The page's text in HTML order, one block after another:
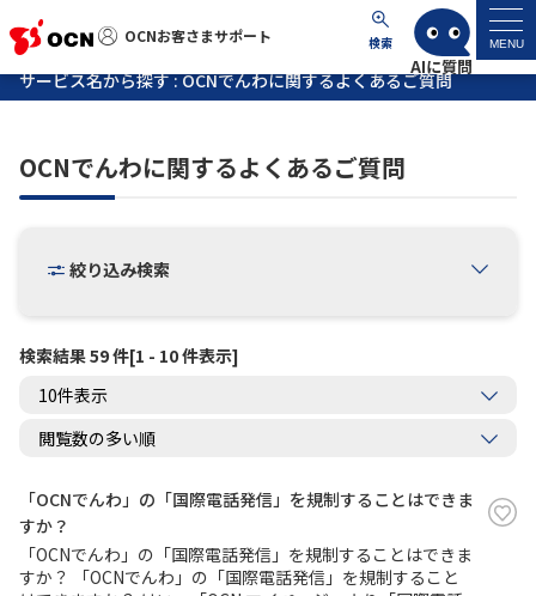
OCNお客さまサポート 検索 MENU
OCNお客さまサポート
マイページ
サポートトップ
よくあるご質問
工事・故障情報
サービス名から探す : OCNでんわに関するよくあるご質問
OCNでんわに関するよくあるご質問
絞り込み検索
検索結果 59 件[1 - 10 件表示]
「OCNでんわ」の「国際電話発信」を規制することはできま
すか？
「OCNでんわ」の「国際電話発信」を規制することはできま
すか？ 「OCNでんわ」の「国際電話発信」を規制すること